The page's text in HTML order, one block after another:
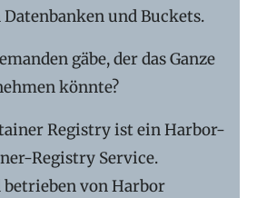
und Buckets.
gäbe, der das Ganze
könnte?
Registry ist ein Harbor-
Registry Service.
betrieben von Harbor